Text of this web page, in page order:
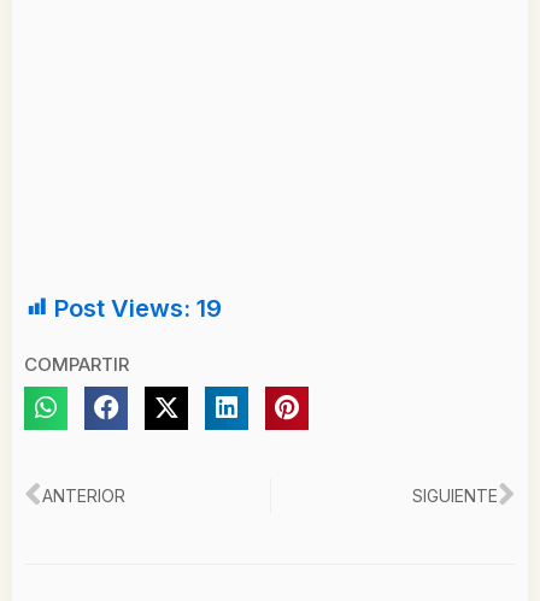
Post Views: 19
COMPARTIR
Ant
ANTERIOR SIGUIENTE